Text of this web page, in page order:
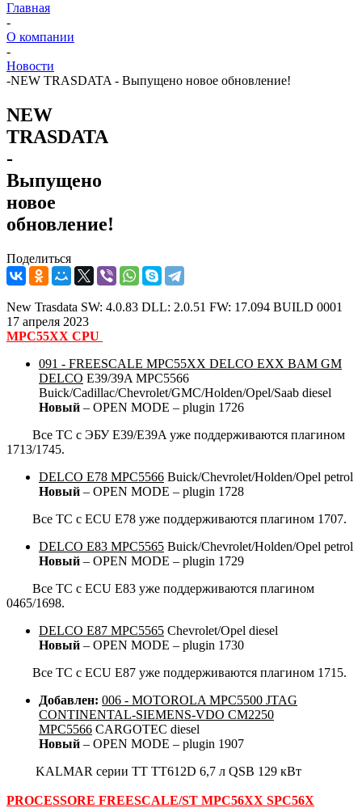
Главная
-
О компании
-
Новости
-NEW TRASDATA - Выпущено новое обновление!
NEW
TRASDATA
-
Выпущено
новое
обновление!
Поделиться
New Trasdata SW: 4.0.83 DLL: 2.0.51 FW: 17.094 BUILD 0001
17 апреля 2023
MPC55XX CPU
091 - FREESCALE MPC55XX DELCO EXX BAM GM
DELCO E39/39A MPC5566
Buick/Cadillac/Chevrolet/GMC/Holden/Opel/Saab diesel
Новый – OPEN MODE – plugin 1726
Все ТС с ЭБУ E39/E39A уже поддерживаются плагином
1713/1745.
DELCO E78 MPC5566 Buick/Chevrolet/Holden/Opel petrol
Новый – OPEN MODE – plugin 1728
Все ТС с ECU E78 уже поддерживаются плагином 1707.
DELCO E83 MPC5565 Buick/Chevrolet/Holden/Opel petrol
Новый – OPEN MODE – plugin 1729
Все ТС с ECU E83 уже поддерживаются плагином
0465/1698.
DELCO E87 MPC5565 Chevrolet/Opel diesel
Новый – OPEN MODE – plugin 1730
Все ТС с ECU E87 уже поддерживаются плагином 1715.
Добавлен: 006 - MOTOROLA MPC5500 JTAG
CONTINENTAL-SIEMENS-VDO CM2250
MPC5566 CARGOTEC diesel
Новый – OPEN MODE – plugin 1907
KALMAR серии TT TT612D 6,7 л QSB 129 кВт
PROCESSORE FREESCALE/ST MPC56XX SPC56X